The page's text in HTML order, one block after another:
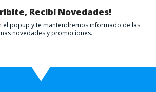
Recibí Novedades!
el popup y te mantendremos informado de las
novedades y promociones.